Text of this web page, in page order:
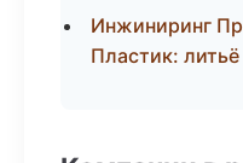
Инжиниринг
Пластик: